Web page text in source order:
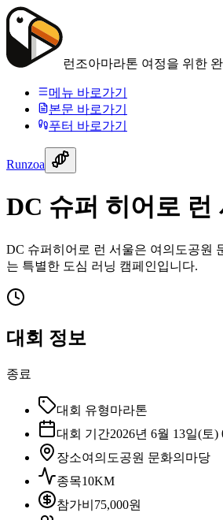
런조아마라톤 여정을 위한
메뉴 바로가기
본문 바로가기
푸터 바로가기
Runzoa
DC 슈퍼 히어로 런
DC 슈퍼히어로 런 서울은 여의도공원
는 특별한 도심 러닝 캠페인입니다.
대회 정보
종료
대회 유형마라톤
대회 기간2026년 6월 13일(토)
장소여의도공원 문화의마당
종목10KM
참가비 75,000원